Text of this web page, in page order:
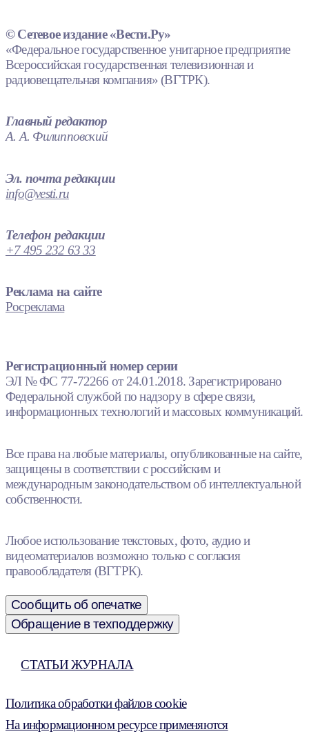
© Сетевое издание «Вести.Ру»
«Федеральное государственное унитарное предприятие
Всероссийская государственная телевизионная и
радиовещательная компания» (ВГТРК).
Главный редактор
А. А. Филипповский
Эл. почта редакции
info@vesti.ru
Телефон редакции
+7 495 232 63 33
Реклама на сайте
Росреклама
Регистрационный номер серии
ЭЛ № ФС 77-72266 от 24.01.2018. Зарегистрировано
Федеральной службой по надзору в сфере связи,
информационных технологий и массовых коммуникаций.
Все права на любые материалы, опубликованные на сайте,
защищены в соответствии с российским и
международным законодательством об интеллектуальной
собственности.
Любое использование текстовых, фото, аудио и
видеоматериалов возможно только с согласия
правообладателя (ВГТРК).
Сообщить об опечатке
Обращение в техподдержку
СТАТЬИ ЖУРНАЛА
Политика обработки файлов cookie
На информационном ресурсе применяются